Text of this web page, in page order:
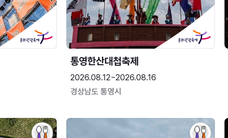
통영한산대첩축제
2026.08.12~2026.08.16
경상남도 통영시